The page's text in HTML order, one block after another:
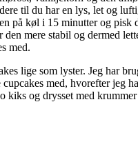
til du har en lys, let og
på køl i 15 minutter og pisk
den mere stabil og dermed
med.
lige som lyster. Jeg har
med, hvorefter jeg
kiks og drysset med